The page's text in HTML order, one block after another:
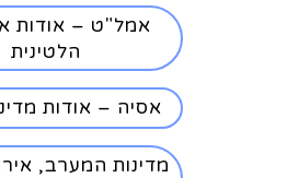
אמל"ט – אודות
הלטינית
אסיה – אודות
מדינות המערב,